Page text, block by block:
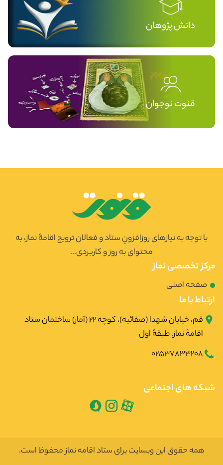
دانش پژوهان
قنوت نوجوان
با توجه به نیازهای روزافزونِ ستاد و فعالان ترویج اقامۀ نماز، به
محتوای به روز و کاربردی...
مرکز تخصصی نماز
صفحه اصلی
ارتباط با ما
قم، خیابان شهدا (صفائیه)، کوچه ۲۲ (آمار) ساختمان ستاد
اقامۀ نماز، طبقۀ اول
02537833208
شبکه های اجتماعی
همه حقوق این وبسایت برای ستاد اقامه نماز محفوظ است.